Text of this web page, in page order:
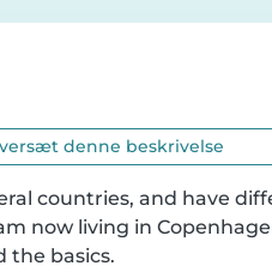
denne beskrivelse
countries, and have
now living in
the basics.